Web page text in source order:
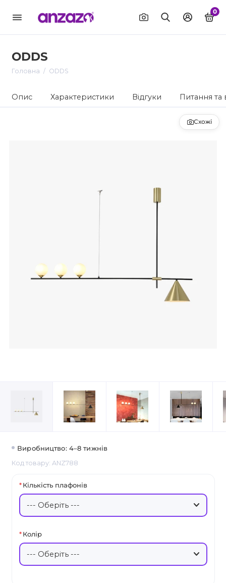
0
ODDS
Головна ODDS
Опис Характеристики Відгуки Питання та
Схожі
Виробництво: 4–8 тижнів
Код товару: ANZ788
Кількість плафонів
Колір